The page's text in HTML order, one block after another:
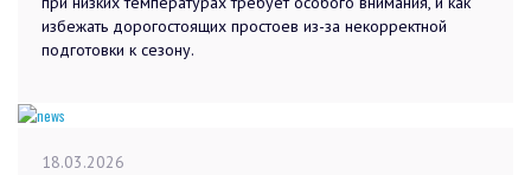
избежать дорогостоящих простоев из-за некорректной
подготовки к сезону.
18.03.2026